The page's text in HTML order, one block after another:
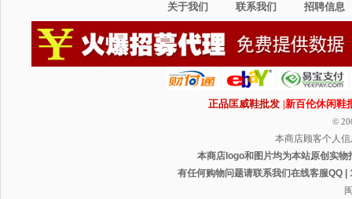
关于我们 联系我们 招聘信息
正品匡威鞋批发 |新百伦休闲鞋
©
本商店顾客个人
本商店logo和图片均为本站原创实
有任何购物问题请联系我们在线客服QQ